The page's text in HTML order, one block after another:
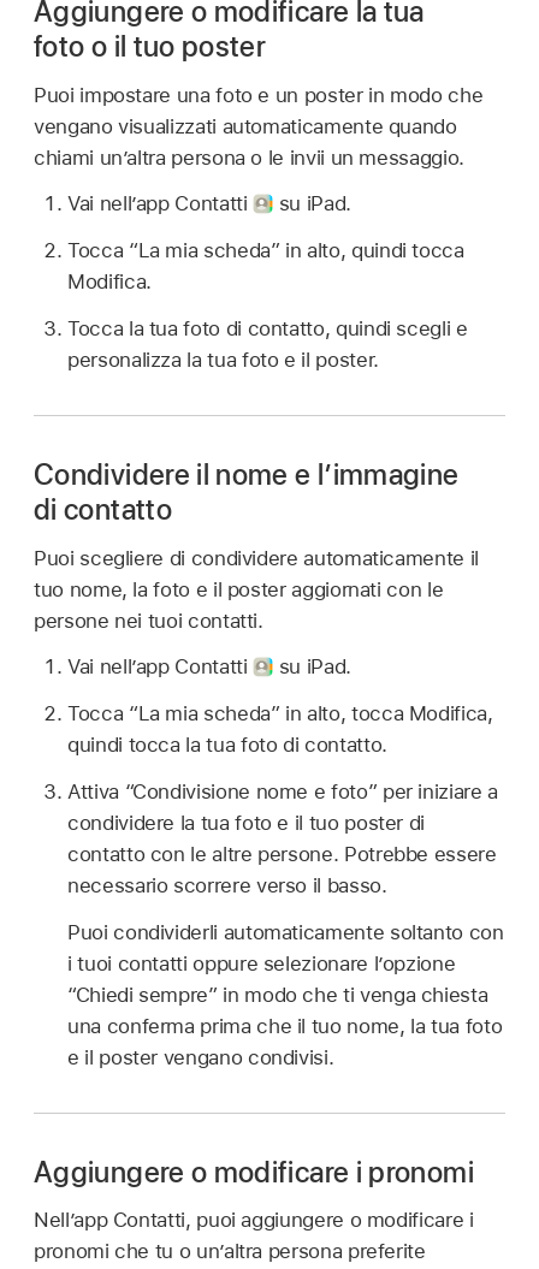
Aggiungere o modificare la tua
foto o il tuo poster
Puoi impostare una foto e un poster in modo che
vengano visualizzati automaticamente quando
chiami un’altra persona o le invii un messaggio.
Vai nell’app Contatti
su iPad.
Tocca “La mia scheda” in alto, quindi tocca
Modifica.
Tocca la tua foto di contatto, quindi scegli e
personalizza la tua foto e il poster.
Condividere il nome e l’immagine
di contatto
Puoi scegliere di condividere automaticamente il
tuo nome, la foto e il poster aggiornati con le
persone nei tuoi contatti.
Vai nell’app Contatti
su iPad.
Tocca “La mia scheda” in alto, tocca Modifica,
quindi tocca la tua foto di contatto.
Attiva “Condivisione nome e foto” per iniziare a
condividere la tua foto e il tuo poster di
contatto con le altre persone. Potrebbe essere
necessario scorrere verso il basso.
Puoi condividerli automaticamente soltanto con
i tuoi contatti oppure selezionare l’opzione
“Chiedi sempre” in modo che ti venga chiesta
una conferma prima che il tuo nome, la tua foto
e il poster vengano condivisi.
Aggiungere o modificare i pronomi
Nell’app Contatti, puoi aggiungere o modificare i
pronomi che tu o un’altra persona preferite